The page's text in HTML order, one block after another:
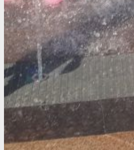
легкой пище: овощам, фруктам,
ограничив потребление фастфуда
и жирных блюд.
Особую осторожность необходимо
проявлять при отдыхе у воды:
только на оборудованных пляжах,
не находиться в воде более 20 минут,
не нырять в незнакомых местах и не
оставлять детей без присмотра. В
возникновения чрезвычайной
следует звонить по номерам «112»
или «101». Соблюдение этих простых
правил поможет сохранить здоровье
в период аномальной жары.
В ТЕМУ:
Восемь общественных пространств